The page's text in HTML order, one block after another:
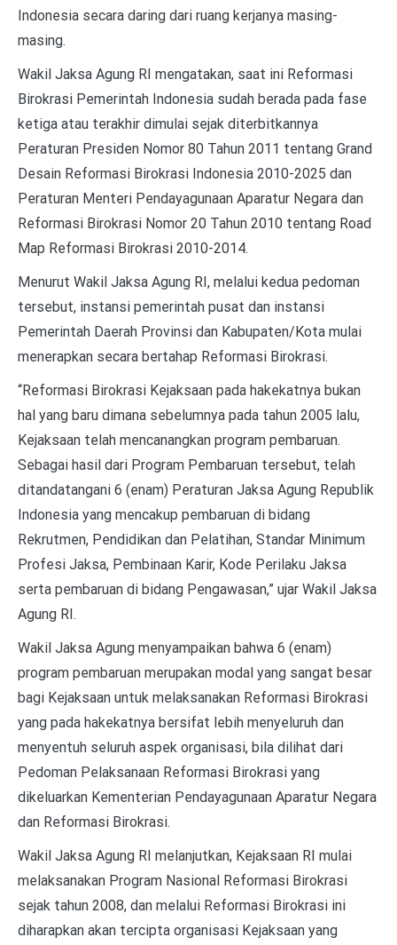
Indonesia secara daring dari ruang kerjanya masing-
masing.
Wakil Jaksa Agung RI mengatakan, saat ini Reformasi
Birokrasi Pemerintah Indonesia sudah berada pada fase
ketiga atau terakhir dimulai sejak diterbitkannya
Peraturan Presiden Nomor 80 Tahun 2011 tentang Grand
Desain Reformasi Birokrasi Indonesia 2010-2025 dan
Peraturan Menteri Pendayagunaan Aparatur Negara dan
Reformasi Birokrasi Nomor 20 Tahun 2010 tentang Road
Map Reformasi Birokrasi 2010-2014.
Menurut Wakil Jaksa Agung RI, melalui kedua pedoman
tersebut, instansi pemerintah pusat dan instansi
Pemerintah Daerah Provinsi dan Kabupaten/Kota mulai
menerapkan secara bertahap Reformasi Birokrasi.
“Reformasi Birokrasi Kejaksaan pada hakekatnya bukan
hal yang baru dimana sebelumnya pada tahun 2005 lalu,
Kejaksaan telah mencanangkan program pembaruan.
Sebagai hasil dari Program Pembaruan tersebut, telah
ditandatangani 6 (enam) Peraturan Jaksa Agung Republik
Indonesia yang mencakup pembaruan di bidang
Rekrutmen, Pendidikan dan Pelatihan, Standar Minimum
Profesi Jaksa, Pembinaan Karir, Kode Perilaku Jaksa
serta pembaruan di bidang Pengawasan,” ujar Wakil Jaksa
Agung RI.
Wakil Jaksa Agung menyampaikan bahwa 6 (enam)
program pembaruan merupakan modal yang sangat besar
bagi Kejaksaan untuk melaksanakan Reformasi Birokrasi
yang pada hakekatnya bersifat lebih menyeluruh dan
menyentuh seluruh aspek organisasi, bila dilihat dari
Pedoman Pelaksanaan Reformasi Birokrasi yang
dikeluarkan Kementerian Pendayagunaan Aparatur Negara
dan Reformasi Birokrasi.
Wakil Jaksa Agung RI melanjutkan, Kejaksaan RI mulai
melaksanakan Program Nasional Reformasi Birokrasi
sejak tahun 2008, dan melalui Reformasi Birokrasi ini
diharapkan akan tercipta organisasi Kejaksaan yang